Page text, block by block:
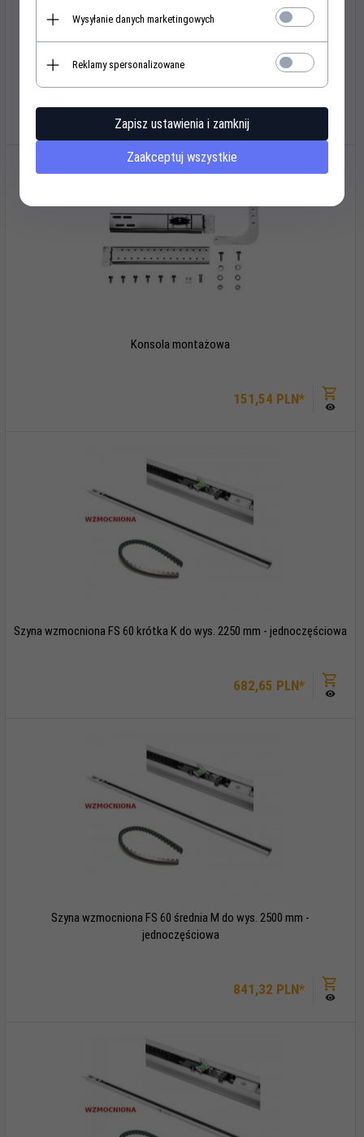
918,96 PLN*
Szyna FS 10 długa L do wys. 3000 mm - jednoczęściowa
151,54 PLN*
Konsola montażowa
682,65 PLN*
Szyna wzmocniona FS 60 krótka K do wys. 2250 mm - jednoczęściowa
841,32 PLN*
Szyna wzmocniona FS 60 średnia M do wys. 2500 mm -
jednoczęściowa
Wysyłanie danych marketingowych
Reklamy spersonalizowane
Zapisz ustawienia i zamknij
Zaakceptuj wszystkie